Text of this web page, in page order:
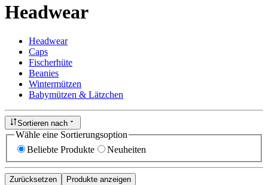
Headwear
Headwear
Caps
Fischerhüte
Beanies
Wintermützen
Babymützen & Lätzchen
Sortieren nach
Wähle eine Sortierungsoption
Beliebte Produkte
Neuheiten
Zurücksetzen
Produkte anzeigen